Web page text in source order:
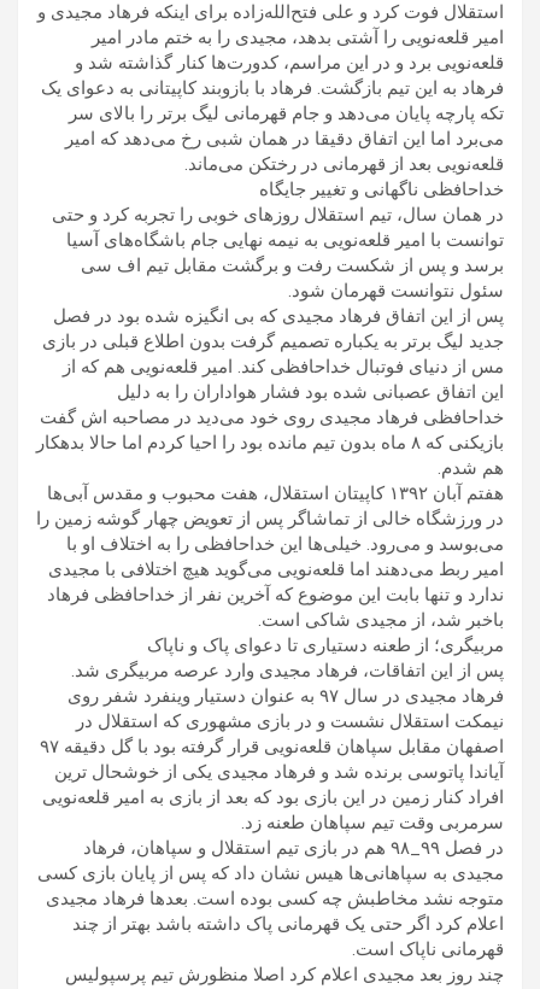
استقلال فوت کرد و علی فتح‌الله‌زاده برای اینکه فرهاد مجیدی و
امیر قلعه‌نویی را آشتی بدهد، مجیدی را به ختم مادر امیر
قلعه‌نویی برد و در این مراسم، کدورت‌ها کنار گذاشته شد و
فرهاد به این تیم بازگشت. فرهاد با بازوبند کاپیتانی به دعوای یک
تکه پارچه پایان می‌دهد و جام قهرمانی لیگ برتر را بالای سر
می‌برد اما این اتفاق دقیقا در همان شبی رخ می‌دهد که امیر
قلعه‌نویی بعد از قهرمانی در رختکن می‌ماند.
خداحافظی ناگهانی و تغییر جایگاه
در همان سال، تیم استقلال روزهای خوبی را تجربه کرد و حتی
توانست با امیر قلعه‌نویی به نیمه نهایی جام باشگاه‌های آسیا
برسد و پس از شکست رفت و برگشت مقابل تیم اف سی
سئول نتوانست قهرمان شود.
پس از این اتفاق فرهاد مجیدی که بی انگیزه شده بود در فصل
جدید لیگ برتر به یکباره تصمیم گرفت بدون اطلاع قبلی در بازی
مس از دنیای فوتبال خداحافظی کند. امیر قلعه‌نویی هم که از
این اتفاق عصبانی شده بود فشار هواداران را به دلیل
خداحافظی فرهاد مجیدی روی خود می‌دید در مصاحبه اش گفت
بازیکنی که ۸ ماه بدون تیم مانده بود را احیا کردم اما حالا بدهکار
هم شدم.
هفتم آبان ۱۳۹۲ کاپیتان استقلال، هفت محبوب و مقدس آبی‌ها
در ورزشگاه خالی از تماشاگر پس از تعویض چهار گوشه زمین را
می‌بوسد و می‌رود. خیلی‌ها این خداحافظی را به اختلاف او با
امیر ربط می‌دهند اما قلعه‌نویی می‌گوید هیچ اختلافی با مجیدی
ندارد و تنها بابت این موضوع که آخرین نفر از خداحافظی فرهاد
باخبر شد، از مجیدی شاکی است.
مربیگری؛ از طعنه دستیاری تا دعوای پاک و ناپاک
پس از این اتفاقات، فرهاد مجیدی وارد عرصه مربیگری شد.
فرهاد مجیدی در سال ۹۷ به عنوان دستیار وینفرد شفر روی
نیمکت استقلال نشست و در بازی مشهوری که استقلال در
اصفهان مقابل سپاهان قلعه‌نویی قرار گرفته بود با گل دقیقه ۹۷
آیاندا پاتوسی برنده شد و فرهاد مجیدی یکی از خوشحال ترین
افراد کنار زمین در این بازی بود که بعد از بازی به امیر قلعه‌نویی
سرمربی وقت تیم سپاهان طعنه زد.
در فصل ۹۹_۹۸ هم در بازی تیم استقلال و سپاهان، فرهاد
مجیدی به سپاهانی‌ها هیس نشان داد که پس از پایان بازی کسی
متوجه نشد مخاطبش چه کسی بوده است. بعدها فرهاد مجیدی
اعلام کرد اگر حتی یک قهرمانی پاک داشته باشد بهتر از چند
قهرمانی ناپاک است.
چند روز بعد مجیدی اعلام کرد اصلا منظورش تیم پرسپولیس